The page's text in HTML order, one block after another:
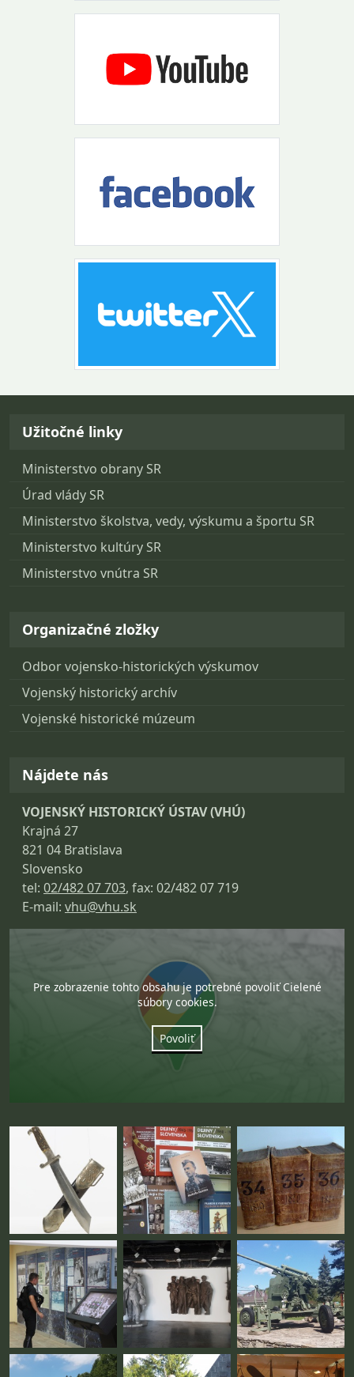
Návrat na začiatok stránky
Užitočné linky
Ministerstvo obrany SR
Úrad vlády SR
Ministerstvo školstva, vedy, výskumu a športu SR
Ministerstvo kultúry SR
Ministerstvo vnútra SR
Organizačné zložky
Odbor vojensko-historických výskumov
Vojenský historický archív
Vojenské historické múzeum
Nájdete nás
VOJENSKÝ HISTORICKÝ ÚSTAV (VHÚ)
Krajná 27
821 04 Bratislava
Slovensko
tel: 02/482 07 703, fax: 02/482 07 719
E-mail: vhu@vhu.sk
Pre zobrazenie tohto obsahu je potrebné povoliť Cielené
súbory cookies.
Povoliť
Fotogaléria